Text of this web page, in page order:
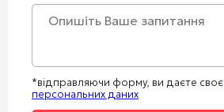
*відправляючи форму, ви даєте своє
персональних даних